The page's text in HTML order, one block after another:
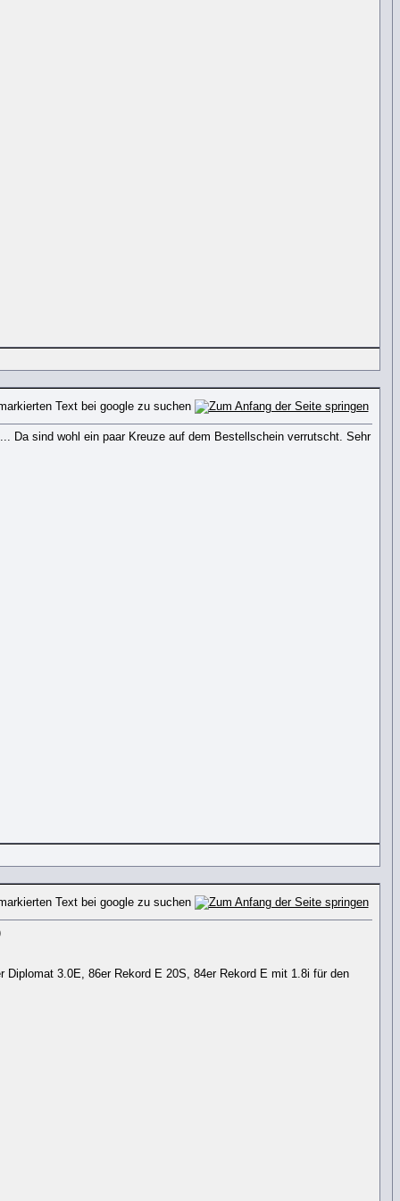
Da sind wohl ein paar Kreuze auf dem Bestellschein verrutscht. Sehr
3.0E, 86er Rekord E 20S, 84er Rekord E mit 1.8i für den